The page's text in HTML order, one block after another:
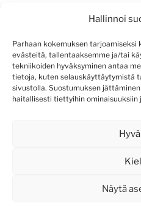
Hallinnoi
Parhaan kokemuksen
evästeitä, tallentaaksemme ja/tai
tekniikoiden hyväksyminen antaa
tietoja, kuten selauskäyttäytymistä
sivustolla. Suostumuksen
haitallisesti tiettyihin ominaisuuksiin
Näytä
Sisältösyöte
Kommenttisyöte